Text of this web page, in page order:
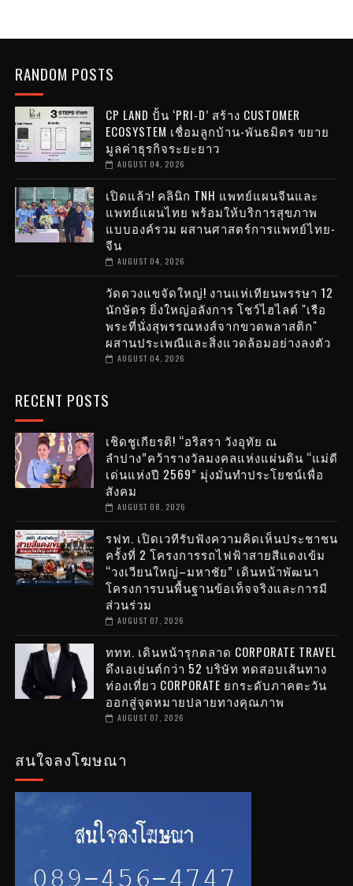
RANDOM POSTS
CP LAND ปั้น ‘PRI-D’ สร้าง CUSTOMER
ECOSYSTEM เชื่อมลูกบ้าน-พันธมิตร ขยาย
มูลค่าธุรกิจระยะยาว
AUGUST 04, 2026
เปิดแล้ว! คลินิก TNH แพทย์แผนจีนและ
แพทย์แผนไทย พร้อมให้บริการสุขภาพ
แบบองค์รวม ผสานศาสตร์การแพทย์ไทย-
จีน
AUGUST 04, 2026
วัดดวงแขจัดใหญ่! งานแห่เทียนพรรษา 12
นักษัตร ยิ่งใหญ่อลังการ โชว์ไฮไลต์ "เรือ
พระที่นั่งสุพรรณหงส์จากขวดพลาสติก"
ผสานประเพณีและสิ่งแวดล้อมอย่างลงตัว
AUGUST 04, 2026
RECENT POSTS
เชิดชูเกียรติ! “อริสรา วังอุทัย ณ
ลำปาง”คว้ารางวัลมงคลแห่งแผ่นดิน “แม่ดี
เด่นแห่งปี 2569” มุ่งมั่นทำประโยชน์เพื่อ
สังคม
AUGUST 08, 2026
รฟท. เปิดเวทีรับฟังความคิดเห็นประชาชน
ครั้งที่ 2 โครงการรถไฟฟ้าสายสีแดงเข้ม
“วงเวียนใหญ่–มหาชัย” เดินหน้าพัฒนา
โครงการบนพื้นฐานข้อเท็จจริงและการมี
ส่วนร่วม
AUGUST 07, 2026
ททท. เดินหน้ารุกตลาด CORPORATE TRAVEL
ดึงเอเย่นต์กว่า 52 บริษัท ทดสอบเส้นทาง
ท่องเที่ยว CORPORATE ยกระดับภาคตะวัน
ออกสู่จุดหมายปลายทางคุณภาพ
AUGUST 07, 2026
สนใจลงโฆษณา